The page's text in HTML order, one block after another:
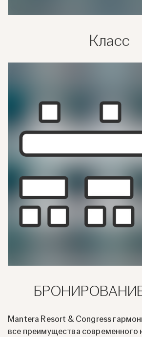
Класс
Mantera Resort & Congress
все преимущества современного